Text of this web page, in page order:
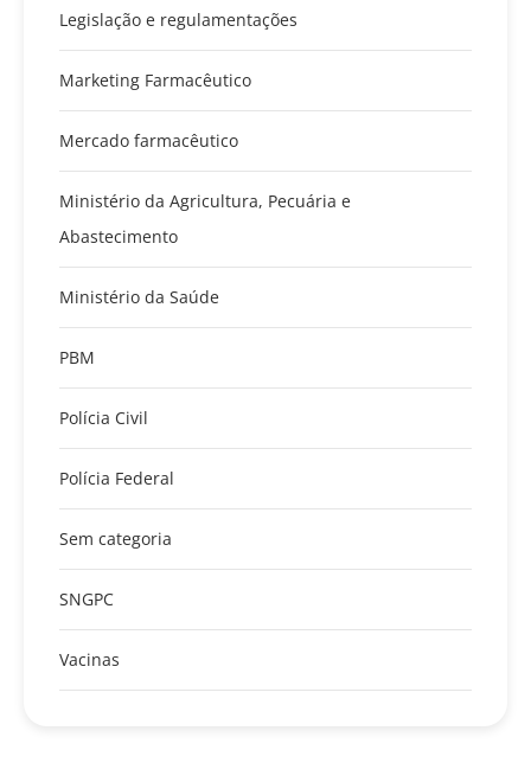
Legislação e regulamentações
Marketing Farmacêutico
Mercado farmacêutico
Ministério da Agricultura, Pecuária e
Abastecimento
Ministério da Saúde
PBM
Polícia Civil
Polícia Federal
Sem categoria
SNGPC
Vacinas